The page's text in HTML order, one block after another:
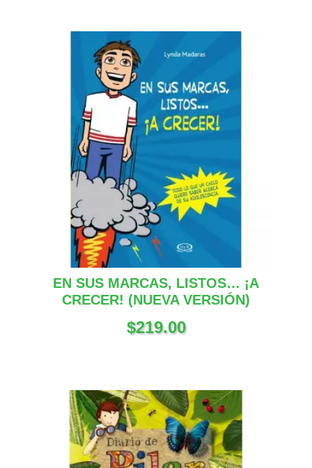
EN SUS MARCAS, LISTOS… ¡A
CRECER! (NUEVA VERSIÓN)
$219.00